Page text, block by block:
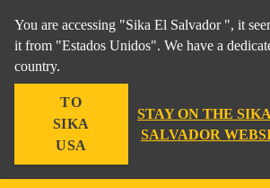
You are accessing "Sika El Salvador ", it
it from "Estados Unidos". We have a
country.
TO
SIKA
USA
STAY ON THE
SALVADOR